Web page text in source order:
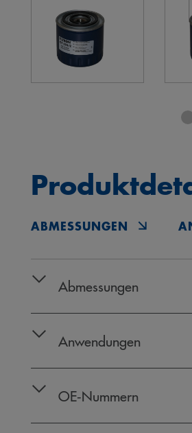
ABMESSUNGEN
Abmessungen
Anwendungen
OE‑Nummern